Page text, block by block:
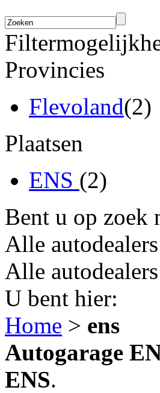
Provincies
Flevoland(2)
Plaatsen
ENS (2)
Bent u op zoek
Alle
Alle
U bent hier:
Home > ens
Autogarage
ENS.